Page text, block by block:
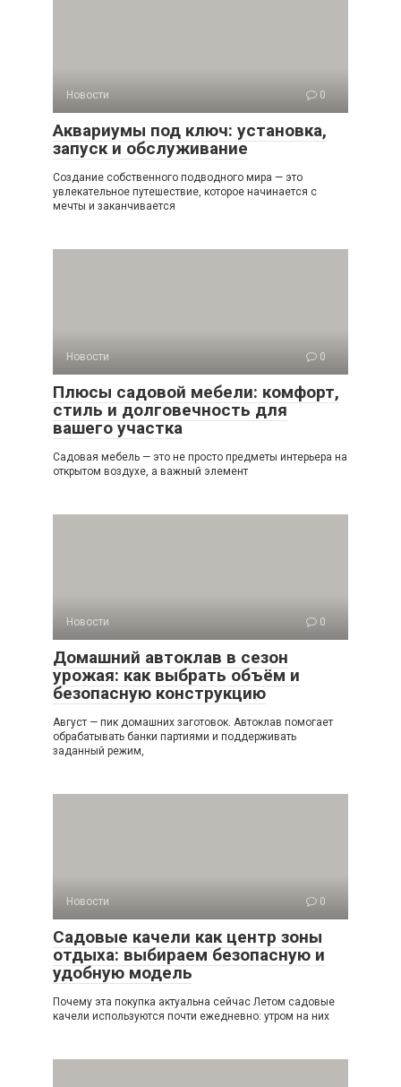
Новости 0
Аквариумы под ключ: установка,
запуск и обслуживание
Создание собственного подводного мира — это
увлекательное путешествие, которое начинается с
мечты и заканчивается
Новости 0
Плюсы садовой мебели: комфорт,
стиль и долговечность для
вашего участка
Садовая мебель — это не просто предметы интерьера на
открытом воздухе, а важный элемент
Новости 0
Домашний автоклав в сезон
урожая: как выбрать объём и
безопасную конструкцию
Август — пик домашних заготовок. Автоклав помогает
обрабатывать банки партиями и поддерживать
заданный режим,
Новости 0
Садовые качели как центр зоны
отдыха: выбираем безопасную и
удобную модель
Почему эта покупка актуальна сейчас Летом садовые
качели используются почти ежедневно: утром на них